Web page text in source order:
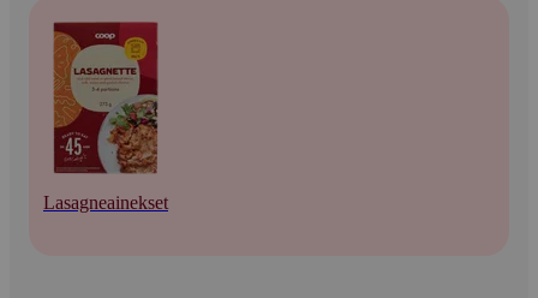
Lasagneainekset